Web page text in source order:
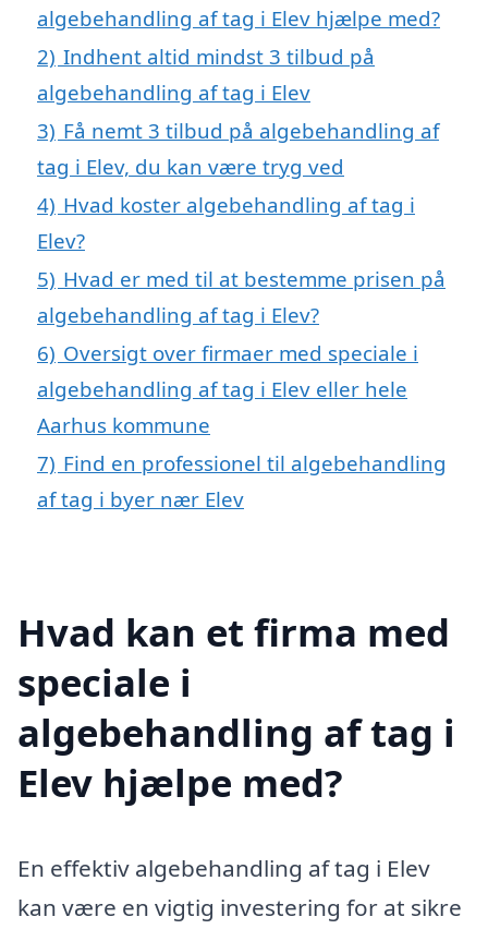
algebehandling af tag i Elev hjælpe med?
2) Indhent altid mindst 3 tilbud på
algebehandling af tag i Elev
3) Få nemt 3 tilbud på algebehandling af
tag i Elev, du kan være tryg ved
4) Hvad koster algebehandling af tag i
Elev?
5) Hvad er med til at bestemme prisen på
algebehandling af tag i Elev?
6) Oversigt over firmaer med speciale i
algebehandling af tag i Elev eller hele
Aarhus kommune
7) Find en professionel til algebehandling
af tag i byer nær Elev
Hvad kan et firma med
speciale i
algebehandling af tag i
Elev hjælpe med?
En effektiv algebehandling af tag i Elev
kan være en vigtig investering for at sikre